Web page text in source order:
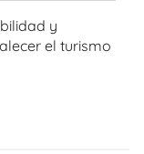
y
el turismo